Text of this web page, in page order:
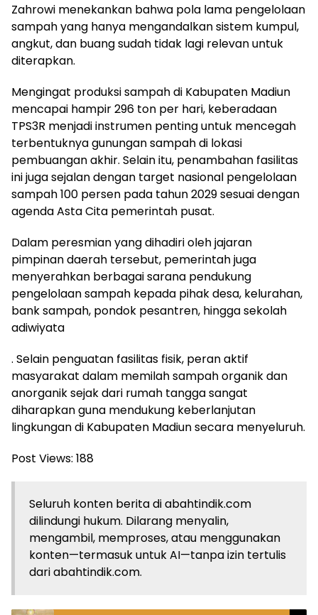
​Zahrowi menekankan bahwa pola lama pengelolaan
sampah yang hanya mengandalkan sistem kumpul,
angkut, dan buang sudah tidak lagi relevan untuk
diterapkan.
Mengingat produksi sampah di Kabupaten Madiun
mencapai hampir 296 ton per hari, keberadaan
TPS3R menjadi instrumen penting untuk mencegah
terbentuknya gunungan sampah di lokasi
pembuangan akhir. Selain itu, penambahan fasilitas
ini juga sejalan dengan target nasional pengelolaan
sampah 100 persen pada tahun 2029 sesuai dengan
agenda Asta Cita pemerintah pusat.
​Dalam peresmian yang dihadiri oleh jajaran
pimpinan daerah tersebut, pemerintah juga
menyerahkan berbagai sarana pendukung
pengelolaan sampah kepada pihak desa, kelurahan,
bank sampah, pondok pesantren, hingga sekolah
adiwiyata
. Selain penguatan fasilitas fisik, peran aktif
masyarakat dalam memilah sampah organik dan
anorganik sejak dari rumah tangga sangat
diharapkan guna mendukung keberlanjutan
lingkungan di Kabupaten Madiun secara menyeluruh.
Post Views: 188
Seluruh konten berita di abahtindik.com
dilindungi hukum. Dilarang menyalin,
mengambil, memproses, atau menggunakan
konten—termasuk untuk AI—tanpa izin tertulis
dari abahtindik.com.